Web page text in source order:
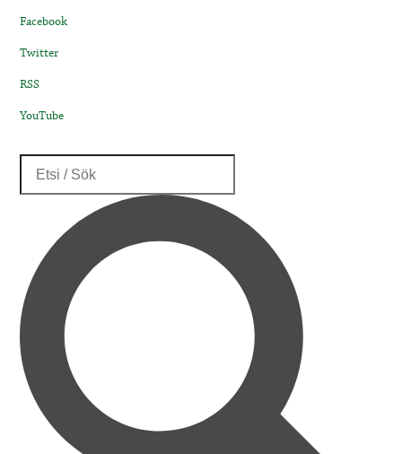
Facebook
Twitter
RSS
YouTube